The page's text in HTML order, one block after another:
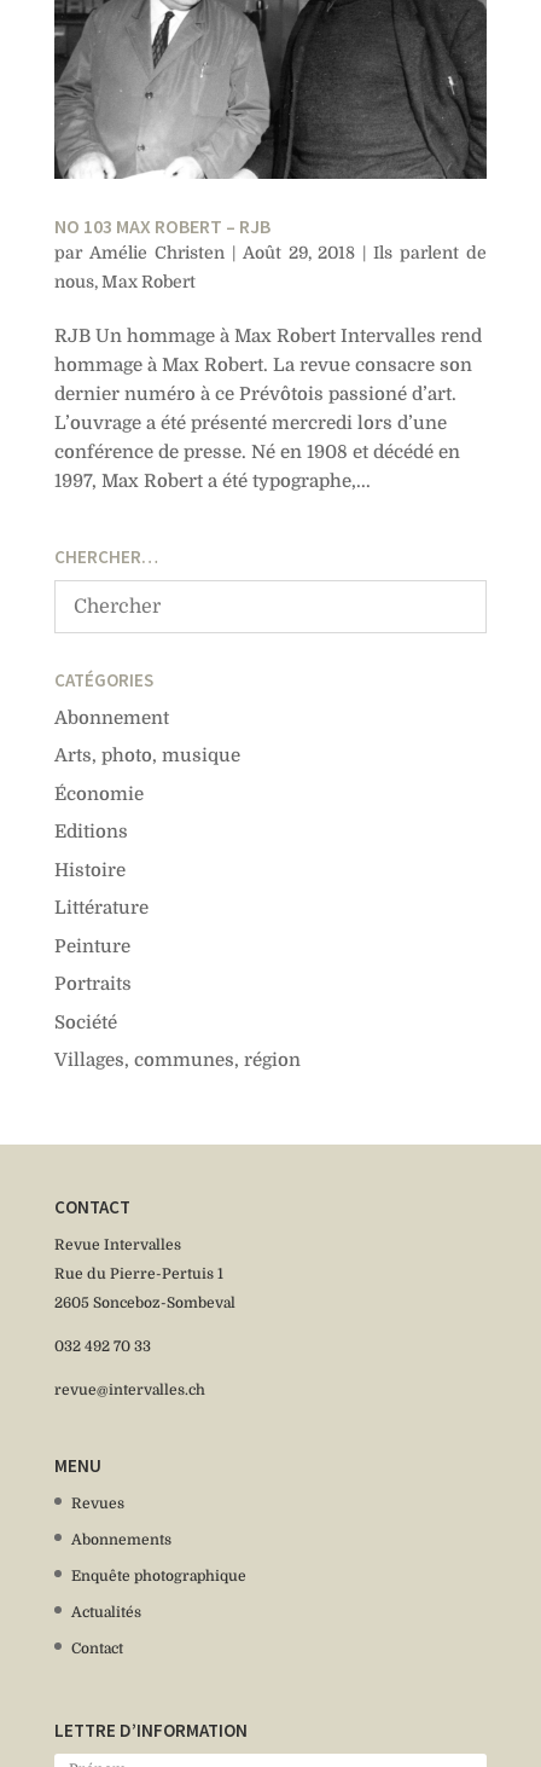
NO 103 MAX ROBERT – RJB
par Amélie Christen | Août 29, 2018 |Ils parlent de
nous,Max Robert
RJB Un hommage à Max Robert Intervalles rend
hommage à Max Robert. La revue consacre son
dernier numéro à ce Prévôtois passioné d’art.
L’ouvrage a été présenté mercredi lors d’une
conférence de presse. Né en 1908 et décédé en
1997, Max Robert a été typographe,...
CHERCHER…
CATÉGORIES
Abonnement
Arts, photo, musique
Économie
Editions
Histoire
Littérature
Peinture
Portraits
Société
Villages, communes, région
CONTACT
Revue Intervalles
Rue du Pierre-Pertuis 1
2605 Sonceboz-Sombeval
032 492 70 33
revue@intervalles.ch
MENU
Revues
Abonnements
Enquête photographique
Actualités
Contact
LETTRE D’INFORMATION